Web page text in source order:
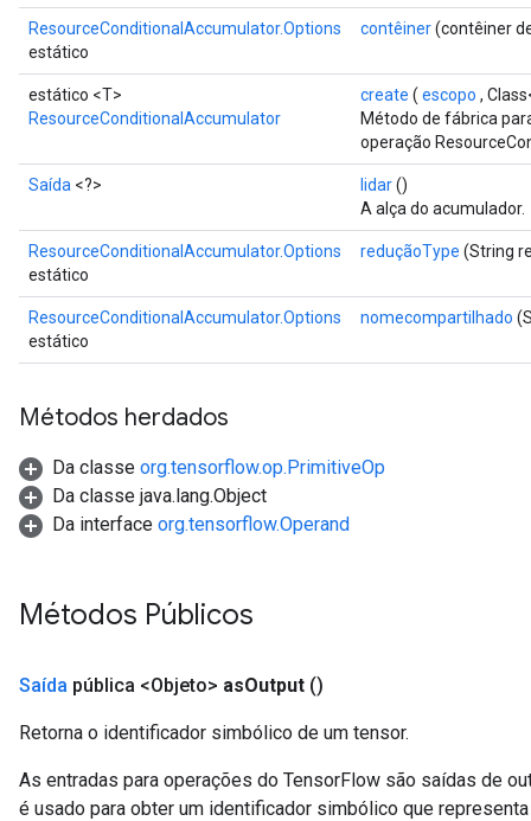
ResourceConditionalAccumulator.Options
estático
contêiner(contêiner
estático <T>
ResourceConditionalAccumulator
create ( escopo ,
Método de fábrica
operação
Saída <?> lidar()
A alça do acumulador.
ResourceConditionalAccumulator.Options
estático
reduçãoType (String
ResourceConditionalAccumulator.Options
estático
nomecompartilhado
Métodos herdados
Da classe org.tensorflow.op.PrimitiveOp
Da classe java.lang.Object
Da interface org.tensorflow.Operand
Métodos Públicos
Saída pública <Objeto> asOutput ()
Retorna o identificador simbólico de um tensor.
As entradas para operações do TensorFlow são saídas de
é usado para obter um identificador simbólico que